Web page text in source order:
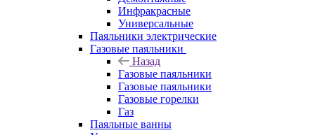
Инфракрасные
Универсальные
Паяльники электрические
Газовые паяльники
Назад
Газовые паяльники
Газовые паяльники
Газовые горелки
Газ
Паяльные ванны